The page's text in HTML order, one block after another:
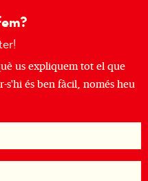
us expliquem tot el que
s'hi és ben fàcil, només heu